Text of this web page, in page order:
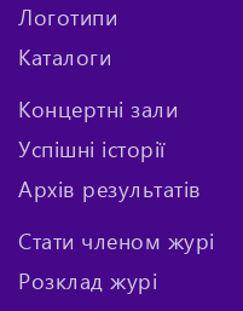
Логотипи
Каталоги
Концертні зали
Успішні історії
Архів результатів
Стати членом журі
Розклад журі